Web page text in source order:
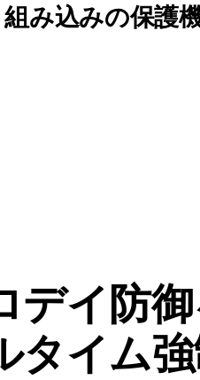
組み込みの保護
デイ防
タイム